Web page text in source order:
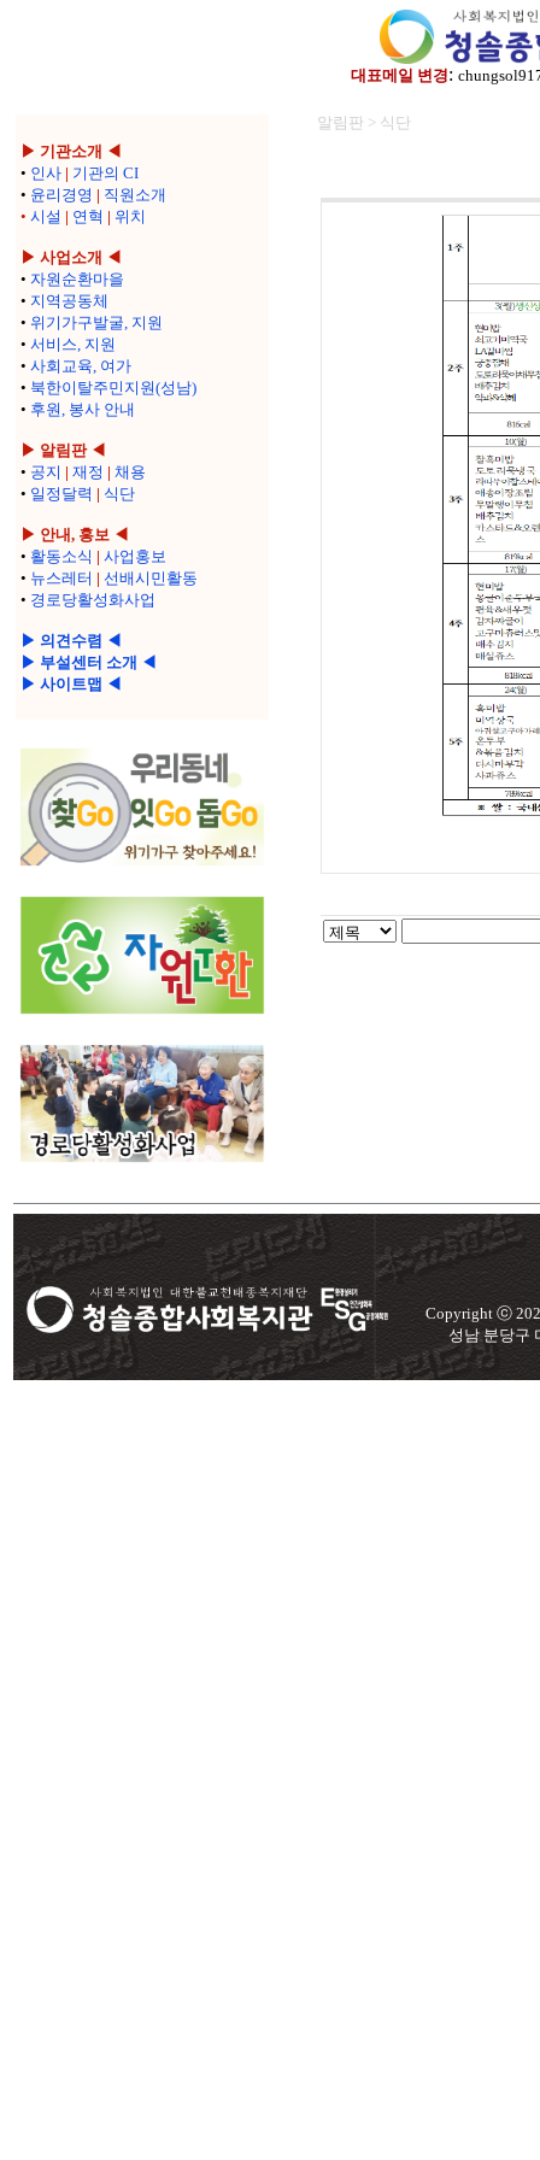
대표메일 변경:
▶ 기관소개 ◀
• 인사 | 기관의 CI
• 윤리경영 | 직원소개
• 시설 | 연혁 | 위치
▶ 사업소개 ◀
• 자원순환마을
• 지역공동체
• 위기가구발굴, 지원
• 서비스, 지원
• 사회교육, 여가
• 북한이탈주민지원(성남)
• 후원, 봉사 안내
▶ 알림판 ◀
• 공지 | 재정 | 채용
• 일정달력 | 식단
▶ 안내, 홍보 ◀
• 활동소식 | 사업홍보
• 뉴스레터 | 선배시민활동
• 경로당활성화사업
▶ 의견수렴 ◀
▶ 부설센터 소개 ◀
▶ 사이트맵 ◀
알림판 > 식단
Copyright ⓒ
성남 분당구